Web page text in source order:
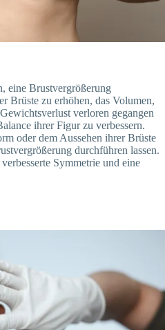
eine Brustvergrößerung
Brüste zu erhöhen, das Volumen,
verloren gegangen
ihrer Figur zu verbessern.
oder dem Aussehen ihrer Brüste
durchführen lassen.
Symmetrie und eine